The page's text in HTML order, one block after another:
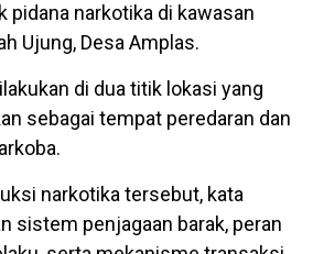
pidana narkotika di kawasan
Ujung, Desa Amplas.
di dua titik lokasi yang
sebagai tempat peredaran dan
narkotika tersebut, kata
sistem penjagaan barak, peran